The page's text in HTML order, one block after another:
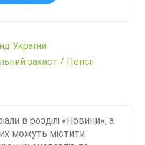
України
захист / Пенсії
в розділі «Новини», а
можуть містити